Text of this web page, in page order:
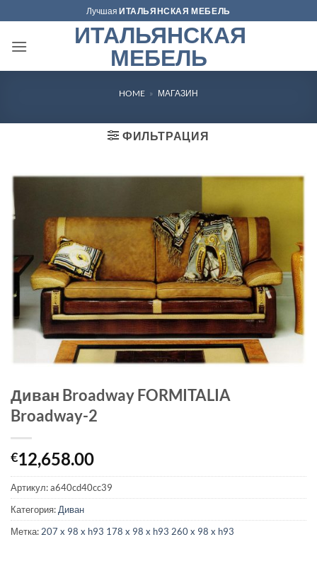
to
content
ЛучшаяИТАЛЬЯНСКАЯ МЕБЕЛЬ
ИТАЛЬЯНСКАЯ
МЕБЕЛЬ
HOME » МАГАЗИН
ФИЛЬТРАЦИЯ
Диван Broadway FORMITALIA
Broadway-2
€12,658.00
Артикул:a640cd40cc39
Категория: Диван
Метка: 207 x 98 x h93 178 x 98 x h93 260 x 98 x h93